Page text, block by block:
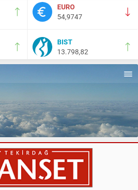
21:36
MAÇA !!!!
19:54
EMNİYET MÜDÜRÜMÜZE HAYIRLI OLSUN
EURO
54,9747
BIST
13.798,82